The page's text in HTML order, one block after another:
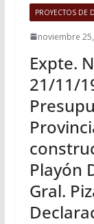
PROYECTOS DE
noviembre
Expte.
21/11/
Playón
Gral.